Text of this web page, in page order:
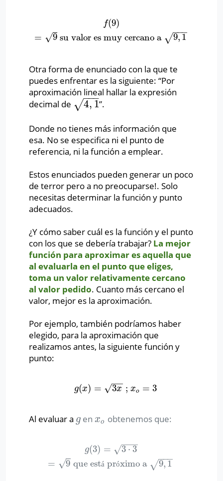
f(9)
=
9
√ su valor es muy cercano a 9, 1
−−
−
√
su valor es muy cercano a
Otra forma de enunciado con la que te
puedes enfrentar es la siguiente: “Por
aproximación lineal hallar la expresión
decimal de
4, 1
−−
−
√
4,1 ”.
Donde no tienes más información que
esa. No se especifica ni el punto de
referencia, ni la función a emplear.
Estos enunciados pueden generar un poco
de terror pero a no preocuparse!. Solo
necesitas determinar la función y punto
adecuados.
¿Y cómo saber cuál es la función y el punto
con los que se debería trabajar? La mejor
función para aproximar es aquella que
al evaluarla en el punto que eliges,
toma un valor relativamente cercano
al valor pedido. Cuanto más cercano el
valor, mejor es la aproximación.
Por ejemplo, también podríamos haber
elegido, para la aproximación que
realizamos antes, la siguiente función y
punto:
g(x) = 3x
−−
√ ; xo = 3
g x)= 3x;x o=3
Al evaluar a g
g enxo
xo obtenemos que:
g(3) = 3 ⋅ 3
− −
−
√
=
9
√ que estápróximo a 9,1
−−
−
√
9que está próximo a